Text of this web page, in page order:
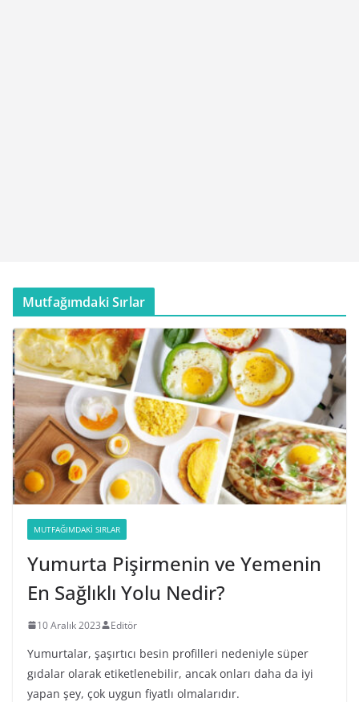
Mutfağımdaki Sırlar
MUTFAĞIMDAKI SIRLAR
Yumurta Pişirmenin ve Yemenin
En Sağlıklı Yolu Nedir?
10 Aralık 2023 Editör
Yumurtalar, şaşırtıcı besin profilleri nedeniyle süper
gıdalar olarak etiketlenebilir, ancak onları daha da iyi
yapan şey, çok uygun fiyatlı olmalarıdır.